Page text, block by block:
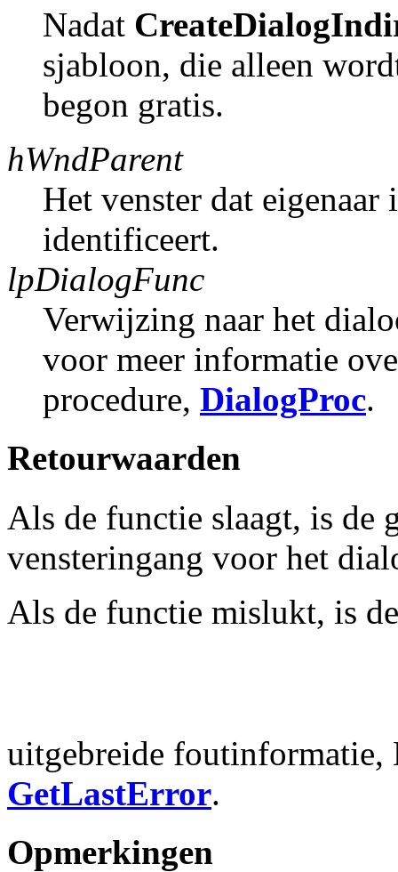
Nadat
sjabloon, die alleen
begon gratis.
hWndParent
Het venster dat
identificeert.
lpDialogFunc
Verwijzing naar het
voor meer informatie
procedure, DialogProc.
Retourwaarden
Als de functie slaagt, is de
vensteringang voor het
Als de functie mislukt, is
uitgebreide
GetLastError.
Opmerkingen